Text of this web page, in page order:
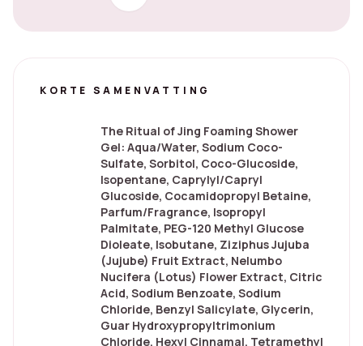
KORTE SAMENVATTING
The Ritual of Jing Foaming Shower
Gel: Aqua/Water, Sodium Coco-
Sulfate, Sorbitol, Coco-Glucoside,
Isopentane, Caprylyl/Capryl
Glucoside, Cocamidopropyl Betaine,
Parfum/Fragrance, Isopropyl
Palmitate, PEG-120 Methyl Glucose
Dioleate, Isobutane, Ziziphus Jujuba
(Jujube) Fruit Extract, Nelumbo
Nucifera (Lotus) Flower Extract, Citric
Acid, Sodium Benzoate, Sodium
Chloride, Benzyl Salicylate, Glycerin,
Guar Hydroxypropyltrimonium
Chloride, Hexyl Cinnamal, Tetramethyl